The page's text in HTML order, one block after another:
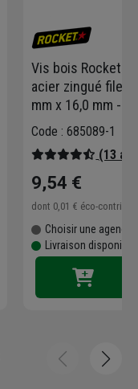
Vis bois Rocket
acier zingué
mm x 16,0 mm -
Code : 685089-1
(13
9,54 €
dont 0,01 € éco-
Choisir une agence
Livraison disponible